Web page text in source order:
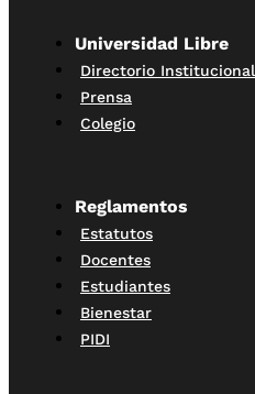
Universidad Libre
Directorio Institucional
Prensa
Colegio
Reglamentos
Estatutos
Docentes
Estudiantes
Bienestar
PIDI